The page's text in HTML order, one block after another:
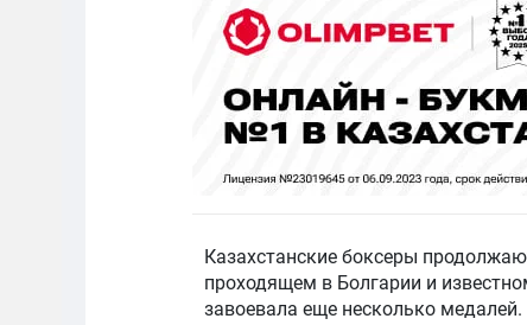
Казахстанские боксеры
проходящем в Болгарии и
завоевала еще несколько медалей.